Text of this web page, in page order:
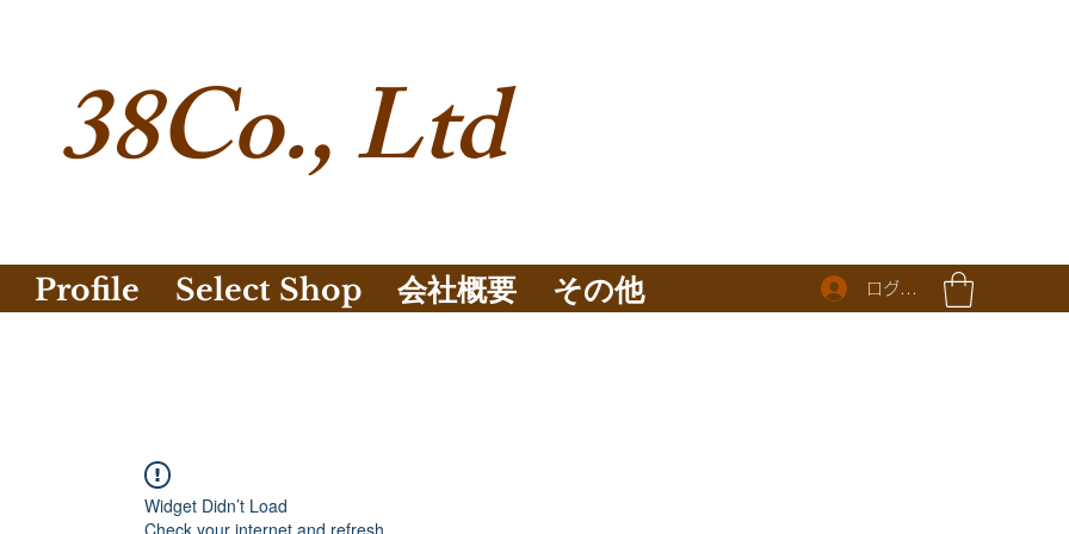
38Co., Ltd
Profile Select Shop 会社概要 その他 ログイン
Widget Didn’t Load
Check your internet and refresh